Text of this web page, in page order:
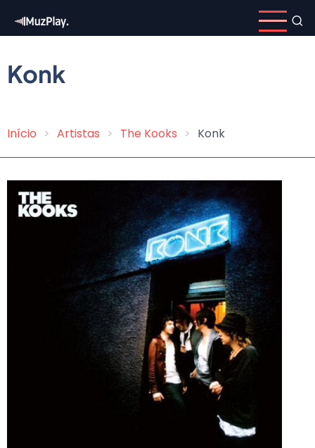
para
conteúdo
principal
Konk
Trilha
navegação
Início Artistas The Kooks Konk